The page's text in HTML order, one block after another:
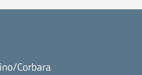
Corbara